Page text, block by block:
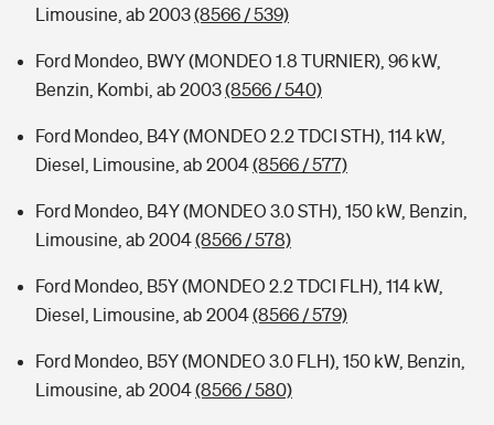
Limousine, ab 2003(8566 / 539)
Ford Mondeo, BWY (MONDEO 1.8 TURNIER), 96 kW,
Benzin, Kombi, ab 2003(8566 / 540)
Ford Mondeo, B4Y (MONDEO 2.2 TDCI STH), 114 kW,
Diesel, Limousine, ab 2004(8566 / 577)
Ford Mondeo, B4Y (MONDEO 3.0 STH), 150 kW, Benzin,
Limousine, ab 2004(8566 / 578)
Ford Mondeo, B5Y (MONDEO 2.2 TDCI FLH), 114 kW,
Diesel, Limousine, ab 2004(8566 / 579)
Ford Mondeo, B5Y (MONDEO 3.0 FLH), 150 kW, Benzin,
Limousine, ab 2004(8566 / 580)